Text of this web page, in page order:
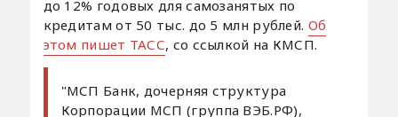
до 12% годовых для самозанятых по
кредитам от 50 тыс. до 5 млн рублей. Об
этом пишет ТАСС, со ссылкой на КМСП.
"МСП Банк, дочерняя структура
Корпорации МСП (группа ВЭБ.РФ),